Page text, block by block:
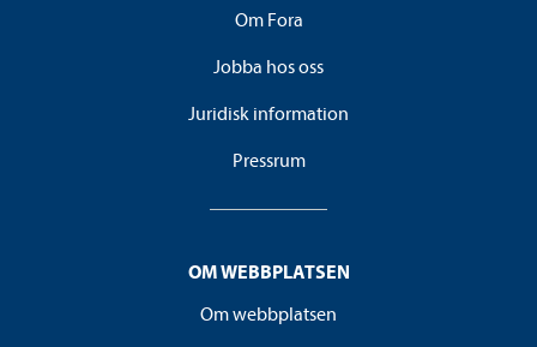
Om Fora
Jobba hos oss
Juridisk information
Pressrum
OM WEBBPLATSEN
Om webbplatsen